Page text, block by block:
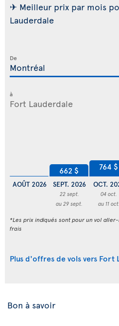
✈ Meilleur prix par mois
Lauderdale
De
à
AOÛT 2026
662 $
SEPT. 2026
22 sept.
au 29 sept.
764 $
OCT.
04 oct.
au 11 oct.
*Les prix indiqués sont pour un vol
frais
Plus d'offres de vols vers Fort
Bon à savoir